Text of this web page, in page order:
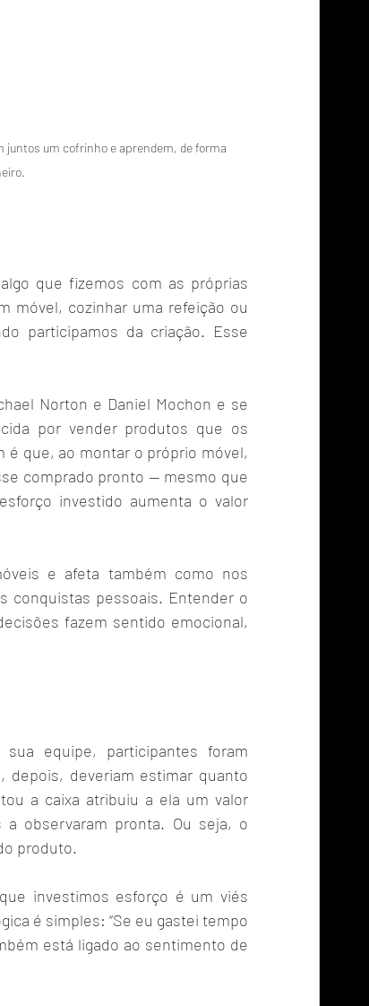
juntos um cofrinho e aprendem, de forma
que fizemos com as próprias
móvel, cozinhar uma refeição ou
participamos da criação. Esse
Norton e Daniel Mochon e se
por vender produtos que os
é que, ao montar o próprio móvel,
comprado pronto — mesmo que
investido aumenta o valor
e afeta também como nos
conquistas pessoais. Entender o
fazem sentido emocional,
equipe, participantes foram
depois, deveriam estimar quanto
a caixa atribuiu a ela um valor
observaram pronta. Ou seja, o
produto.
investimos esforço é um viés
é simples: “Se eu gastei tempo
está ligado ao sentimento de